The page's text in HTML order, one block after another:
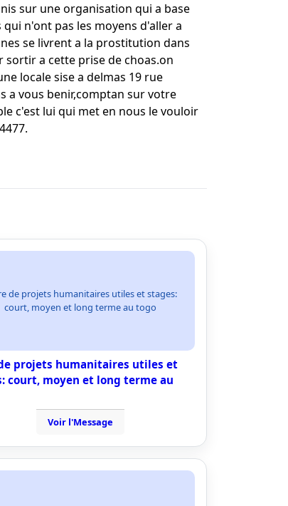
sur une organisation qui a base
n'ont pas les moyens d'aller a
se livrent a la prostitution dans
a cette prise de choas.on
locale sise a delmas 19 rue
a vous benir,comptan sur votre
c'est lui qui met en nous le vouloir
de projets humanitaires utiles et stages:
court, moyen et long terme au togo
projets humanitaires utiles et
court, moyen et long terme au
Voir l'Message